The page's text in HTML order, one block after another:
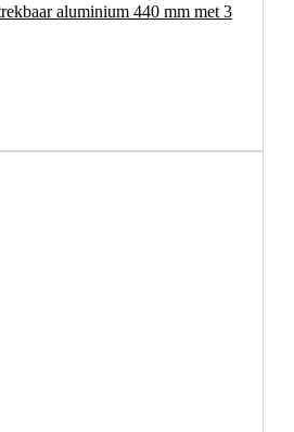
aluminium 440 mm met 3